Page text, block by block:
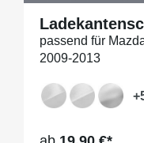
passend für
2009-2013
+